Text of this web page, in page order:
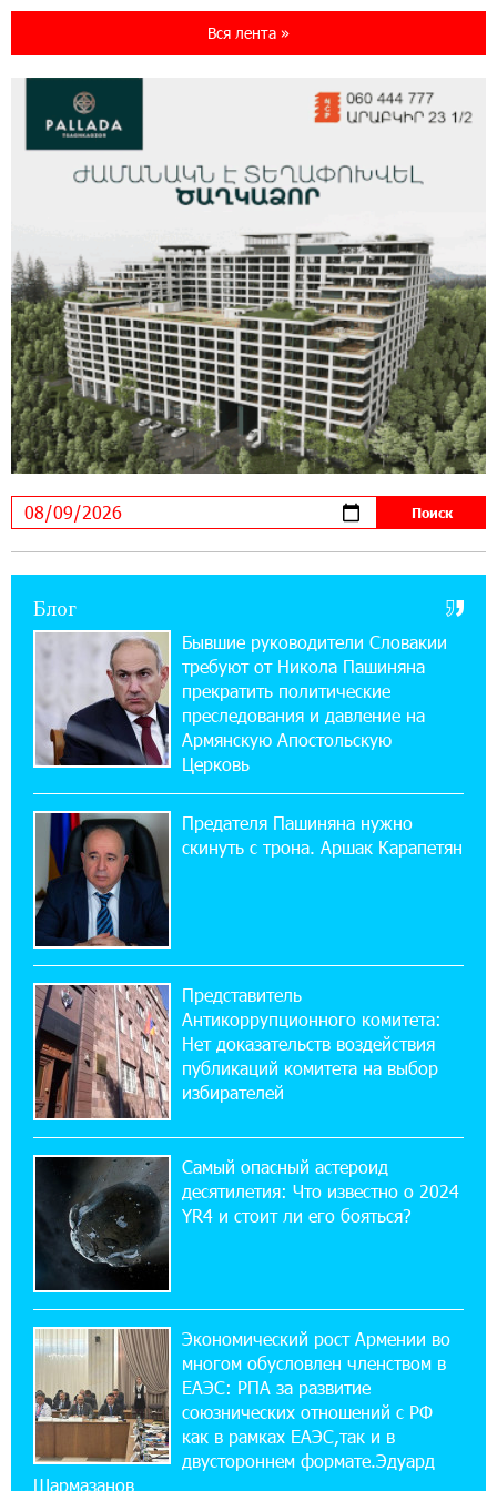
World с преимуществами для путешествий и
мониторинг дикой природы в Гнишике с
помощью солнечной энергии
Ucom и FPWC обеспечат круглосуточный
мониторинг дикой природы в Гнишике с
помощью солнечной энергии
22:41:05 3-08-2026
Idram и IDBank - рядом со стартапами на
Seaside Startup Summit
10:12:55 3-08-2026
В мобильном приложении Юнибанка теперь
можно зарегистрироваться также с помощью
«Бесплатные бонусы в играх»: IDBank
предупреждает о кибератаках на школьников
11:21:15 31-07-2026
ЕАЭС со временем будет расширяться. Когда-
нибудь это поймёт и рядовой армянин, но
11:03:52 31-07-2026
Если Израиль использует тему Геноцида
армян против Эрдогана, то что для него
значит сам Геноцид?
ВТБ (Армения): вклад «Стабильный» — до
10% годовых и оформление в мобильном
приложении
17:03:49 30-07-2026
Платформа Rate.Trading на Seaside Startup
14:44:13 29-07-2026
Состоялось открытие Khachaturian Rooftop
при поддержке IDBank
18:38:18 28-07-2026
Пашинян ты упустил свой шанс уйти
спокойно. Аршак Карапетян
12:04:53 28-07-2026
Обновленный Центр продаж и обслуживания
Вся лента »
Блог
Бывшие руководители Словакии
требуют от Никола Пашиняна
прекратить политические
преследования и давление на
Армянскую Апостольскую
Церковь
Предателя Пашиняна нужно
скинуть с трона. Аршак Карапетян
Представитель
Антикоррупционного комитета:
Нет доказательств воздействия
публикаций комитета на выбор
избирателей
Самый опасный астероид
десятилетия: Что известно о 2024
YR4 и стоит ли его бояться?
Экономический рост Армении во
многом обусловлен членством в
ЕАЭС: РПА за развитие
союзнических отношений с РФ
как в рамках ЕАЭС,так и в
двустороннем формате.Эдуард
Шармазанов